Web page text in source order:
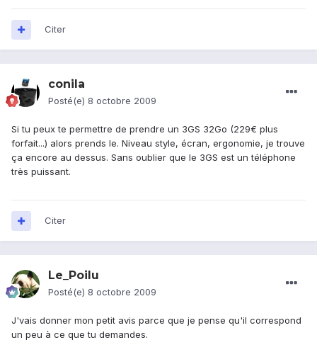
Citer
conila
Posté(e) 8 octobre 2009
Si tu peux te permettre de prendre un 3GS 32Go (229€ plus
forfait...) alors prends le. Niveau style, écran, ergonomie, je trouve
ça encore au dessus. Sans oublier que le 3GS est un téléphone
très puissant.
Citer
Le_Poilu
Posté(e) 8 octobre 2009
J'vais donner mon petit avis parce que je pense qu'il correspond
un peu à ce que tu demandes.